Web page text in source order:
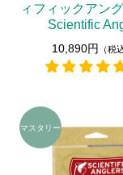
ィフィックアン
Scientific
10,890円
（税